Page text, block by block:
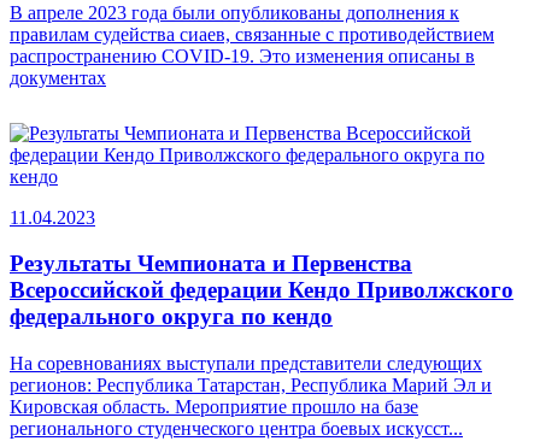
В апреле 2023 года были опубликованы дополнения к
правилам судейства сиаев, связанные с противодействием
распространению COVID-19. Это изменения описаны в
документах
11.04.2023
Результаты Чемпионата и Первенства
Всероссийской федерации Кендо Приволжского
федерального округа по кендо
На соревнованиях выступали представители следующих
регионов: Республика Татарстан, Республика Марий Эл и
Кировская область. Мероприятие прошло на базе
регионального студенческого центра боевых искусст...